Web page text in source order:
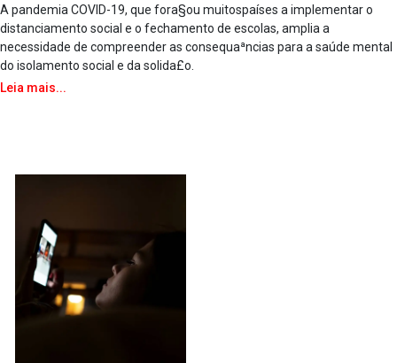
A pandemia COVID-19, que fora§ou muitospaíses a implementar o
distanciamento social e o fechamento de escolas, amplia a
necessidade de compreender as consequaªncias para a saúde mental
do isolamento social e da solida£o.
Leia mais...